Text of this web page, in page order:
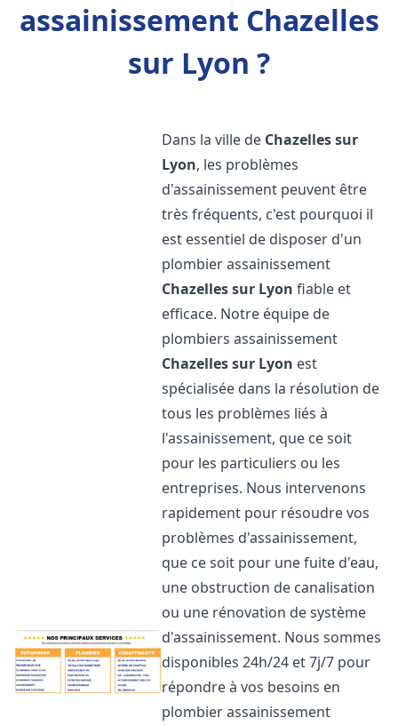
assainissement Chazelles
sur Lyon ?
Dans la ville de Chazelles sur
Lyon, les problèmes
d'assainissement peuvent être
très fréquents, c'est pourquoi il
est essentiel de disposer d'un
plombier assainissement
Chazelles sur Lyon fiable et
efficace. Notre équipe de
plombiers assainissement
Chazelles sur Lyon est
spécialisée dans la résolution de
tous les problèmes liés à
l'assainissement, que ce soit
pour les particuliers ou les
entreprises. Nous intervenons
rapidement pour résoudre vos
problèmes d'assainissement,
que ce soit pour une fuite d'eau,
une obstruction de canalisation
ou une rénovation de système
d'assainissement. Nous sommes
disponibles 24h/24 et 7j/7 pour
répondre à vos besoins en
plombier assainissement